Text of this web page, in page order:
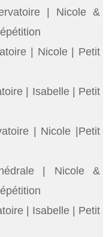
| Nicole &
| Nicole | Petit
| Isabelle | Petit
| Nicole |Petit
| Nicole &
| Isabelle | Petit